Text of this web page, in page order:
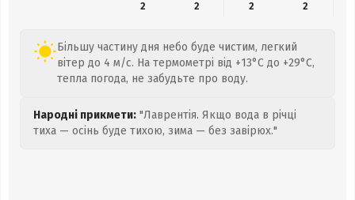
2
2 2 2
Більшу частину дня небо буде чистим, легкий
вітер до 4 м/с. На термометрі від +13°C до +29°C,
тепла погода, не забудьте про воду.
Народні прикмети: "Лаврентія. Якщо вода в річці
тиха — осінь буде тихою, зима — без завірюх."